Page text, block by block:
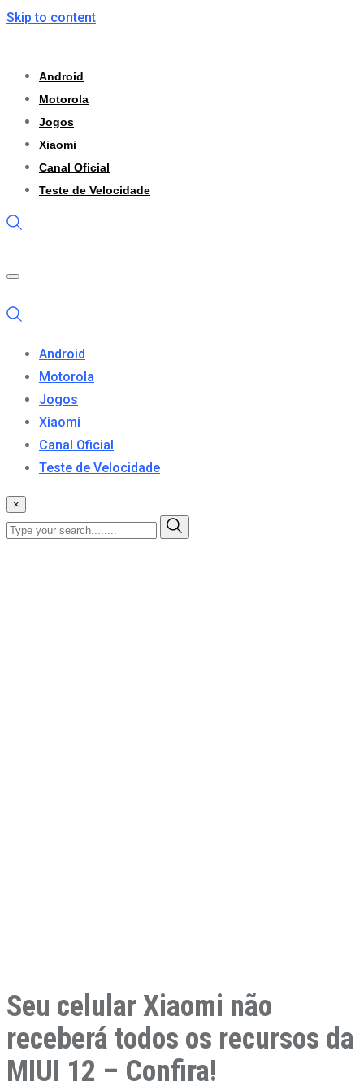
Skip to content
Android
Motorola
Jogos
Xiaomi
Canal Oficial
Teste de Velocidade
Android
Motorola
Jogos
Xiaomi
Canal Oficial
Teste de Velocidade
×
Seu celular Xiaomi não
receberá todos os recursos da
MIUI 12 – Confira!